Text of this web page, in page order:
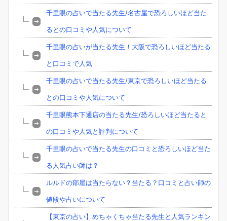
千里眼の占いで当たる先生/名古屋で恐ろしいほど当た
るとの口コミや人気について
千里眼の占いが当たる先生！大阪で恐ろしいほど当たる
と口コミで人気
千里眼の占いで当たる先生/東京で恐ろしいほど当たる
との口コミや人気について
千里眼熊本下通店の当たる先生/恐ろしいほど当たると
の口コミや人気と評判について
千里眼の占いで当たる先生の口コミと恐ろしいほど当た
る人気占い師は？
ルルドの部屋は当たらない？当たる？口コミと占い師の
値段や占いについて
【東京の占い】めちゃくちゃ当たる先生と人気ランキン